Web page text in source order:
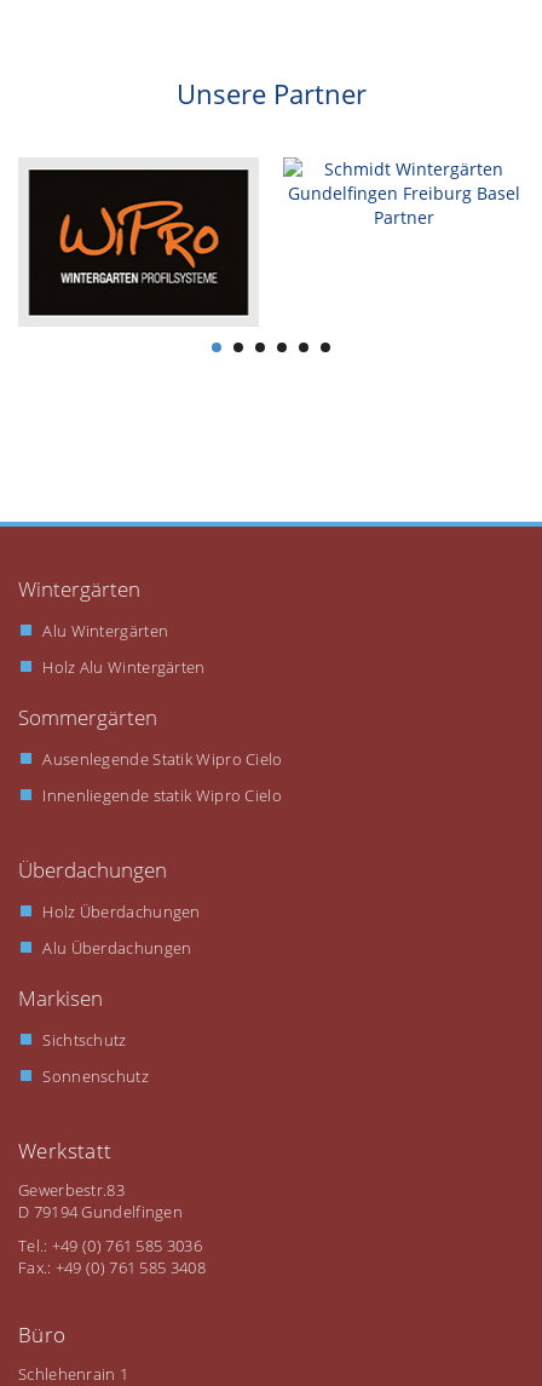
Unsere Partner
Wintergärten
Alu Wintergärten
Holz Alu Wintergärten
Sommergärten
Ausenlegende Statik Wipro Cielo
Innenliegende statik Wipro Cielo
Überdachungen
Holz Überdachungen
Alu Überdachungen
Markisen
Sichtschutz
Sonnenschutz
Werkstatt
Gewerbestr.83
D 79194 Gundelfingen
Tel.: +49 (0) 761 585 3036
Fax.: +49 (0) 761 585 3408
Büro
Schlehenrain 1